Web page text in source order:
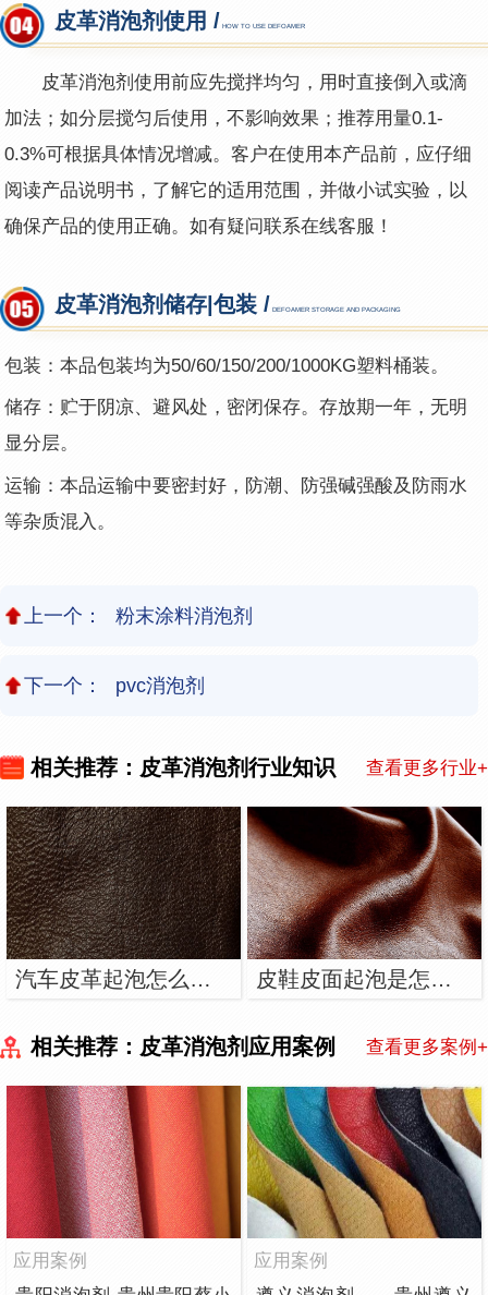
皮革消泡剂使用 / HOW TO USE DEFOAMER
皮革消泡剂使用前应先搅拌均匀，用时直接倒入或滴
加法；如分层搅匀后使用，不影响效果；推荐用量0.1-
0.3%可根据具体情况增减。客户在使用本产品前，应仔细
阅读产品说明书，了解它的适用范围，并做小试实验，以
确保产品的使用正确。如有疑问联系在线客服！
皮革消泡剂储存|包装 / DEFOAMER STORAGE AND PACKAGING
包装：本品包装均为50/60/150/200/1000KG塑料桶装。
储存：贮于阴凉、避风处，密闭保存。存放期一年，无明
显分层。
运输：本品运输中要密封好，防潮、防强碱强酸及防雨水
等杂质混入。
上一个： 粉末涂料消泡剂
下一个： pvc消泡剂
相关推荐：皮革消泡剂行业知识 查看更多行业+
汽车皮革起泡怎么处理，可以使用消泡剂吗？ 皮鞋皮面起泡是怎么回事？皮革消泡剂能够消除泡...
相关推荐：皮革消泡剂应用案例 查看更多案例+
应用案例
应用案例